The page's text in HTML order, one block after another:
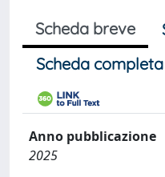
Scheda breve
Scheda
Anno pubblicazione
2025